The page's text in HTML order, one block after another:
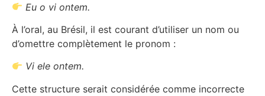
Eu o vi ontem.
À l’oral, au Brésil, il est courant d’utiliser un nom ou
d’omettre complètement le pronom :
Vi ele ontem.
Cette structure serait considérée comme incorrecte